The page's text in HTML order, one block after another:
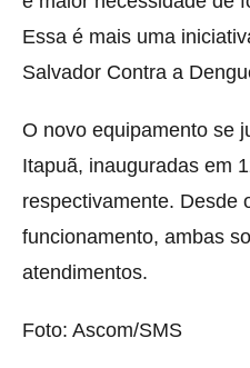
Essa é mais uma
Salvador Contra a
O novo equipamento se
Itapuã, inauguradas em
respectivamente. Desde
funcionamento, ambas
atendimentos.
Foto: Ascom/SMS